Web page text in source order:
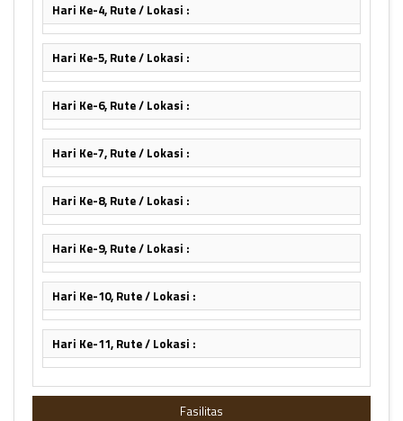
Hari Ke-4, Rute / Lokasi :
Hari Ke-5, Rute / Lokasi :
Hari Ke-6, Rute / Lokasi :
Hari Ke-7, Rute / Lokasi :
Hari Ke-8, Rute / Lokasi :
Hari Ke-9, Rute / Lokasi :
Hari Ke-10, Rute / Lokasi :
Hari Ke-11, Rute / Lokasi :
Fasilitas